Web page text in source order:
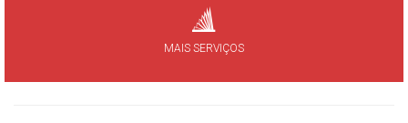
MAIS SERVIÇOS